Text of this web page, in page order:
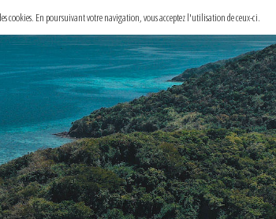
cookies. En poursuivant votre navigation, vous acceptez l'utilisation de ceux-ci.